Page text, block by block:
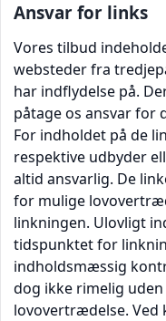
Ansvar for links
Vores tilbud
websteder fra
har indflydelse på.
påtage os ansvar for
For indholdet på de
respektive udbyder
altid ansvarlig. De
for mulige
linkningen. Ulovligt
tidspunktet for
indholdsmæssig
dog ikke rimelig
lovovertrædelse. Ved